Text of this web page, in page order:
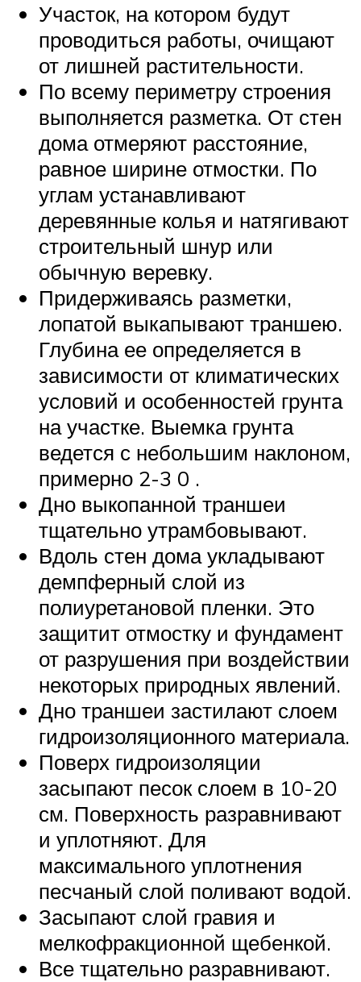
Участок, на котором будут
проводиться работы, очищают
от лишней растительности.
По всему периметру строения
выполняется разметка. От стен
дома отмеряют расстояние,
равное ширине отмостки. По
углам устанавливают
деревянные колья и натягивают
строительный шнур или
обычную веревку.
Придерживаясь разметки,
лопатой выкапывают траншею.
Глубина ее определяется в
зависимости от климатических
условий и особенностей грунта
на участке. Выемка грунта
ведется с небольшим наклоном,
примерно 2-3 0 .
Дно выкопанной траншеи
тщательно утрамбовывают.
Вдоль стен дома укладывают
демпферный слой из
полиуретановой пленки. Это
защитит отмостку и фундамент
от разрушения при воздействии
некоторых природных явлений.
Дно траншеи застилают слоем
гидроизоляционного материала.
Поверх гидроизоляции
засыпают песок слоем в 10-20
см. Поверхность разравнивают
и уплотняют. Для
максимального уплотнения
песчаный слой поливают водой.
Засыпают слой гравия и
мелкофракционной щебенкой.
Все тщательно разравнивают.